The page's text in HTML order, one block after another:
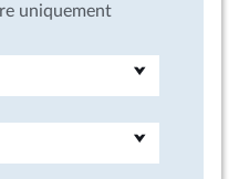
uniquement